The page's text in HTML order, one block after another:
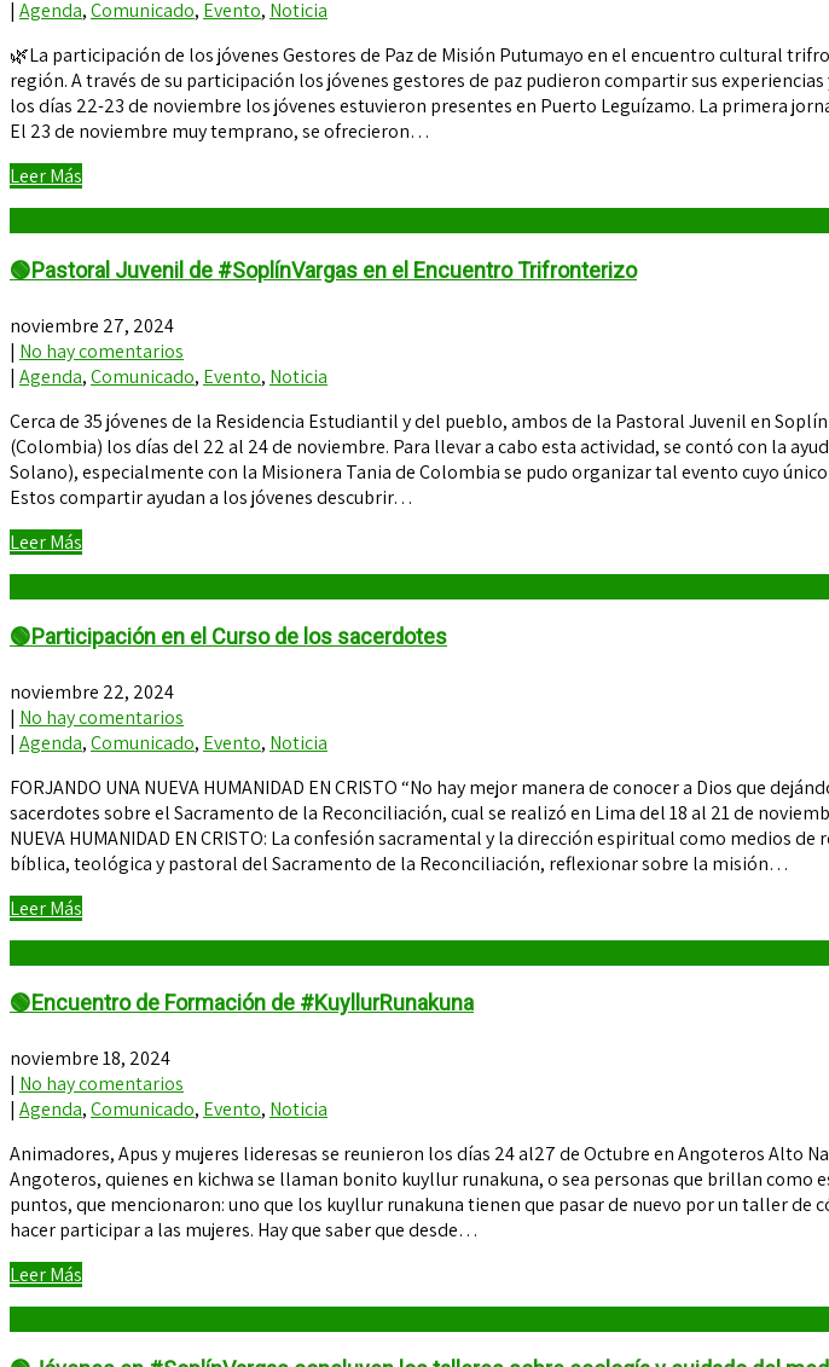
| Agenda,Comunicado, Evento, Noticia
🌿La participación de los jóvenes Gestores de Paz de Misión Putumayo en el encuentro cultural
región. A través de su participación los jóvenes gestores de paz pudieron compartir sus
los días 22-23 de noviembre los jóvenes estuvieron presentes en Puerto Leguízamo. La primera
El 23 de noviembre muy temprano, se ofrecieron…
Leer Más
🟢Pastoral Juvenil de #SoplínVargas en el Encuentro Trifronterizo
noviembre 27, 2024
| No hay comentarios
| Agenda,Comunicado, Evento, Noticia
Cerca de 35 jóvenes de la Residencia Estudiantil y del pueblo, ambos de la Pastoral Juvenil en
(Colombia) los días del 22 al 24 de noviembre. Para llevar a cabo esta actividad, se contó con la
Solano), especialmente con la Misionera Tania de Colombia se pudo organizar tal evento cuyo
Estos compartir ayudan a los jóvenes descubrir…
Leer Más
🟢Participación en el Curso de los sacerdotes
noviembre 22, 2024
| No hay comentarios
| Agenda,Comunicado, Evento, Noticia
FORJANDO UNA NUEVA HUMANIDAD EN CRISTO “No hay mejor manera de conocer a Dios que
sacerdotes sobre el Sacramento de la Reconciliación, cual se realizó en Lima del 18 al 21 de
NUEVA HUMANIDAD EN CRISTO: La confesión sacramental y la dirección espiritual como medios
bíblica, teológica y pastoral del Sacramento de la Reconciliación, reflexionar sobre la misión…
Leer Más
🟢Encuentro de Formación de #KuyllurRunakuna
noviembre 18, 2024
| No hay comentarios
| Agenda,Comunicado, Evento, Noticia
Animadores, Apus y mujeres lideresas se reunieron los días 24 al27 de Octubre en Angoteros Alto
Angoteros, quienes en kichwa se llaman bonito kuyllur runakuna, o sea personas que brillan
puntos, que mencionaron: uno que los kuyllur runakuna tienen que pasar de nuevo por un taller
hacer participar a las mujeres. Hay que saber que desde…
Leer Más